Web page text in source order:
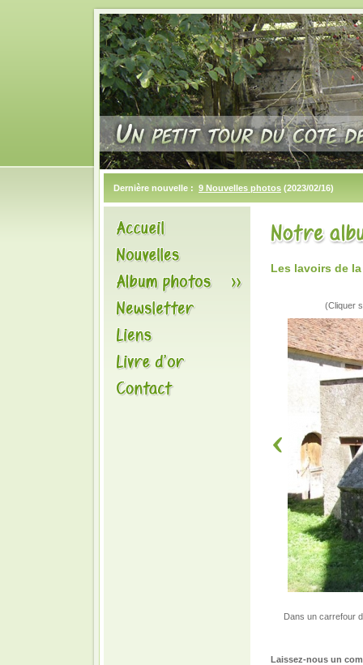
Dernière nouvelle : 9 Nouvelles photos (2023/02/16)
Les lavoirs de
(Cliquer
Dans un carrefour
Laissez-nous un